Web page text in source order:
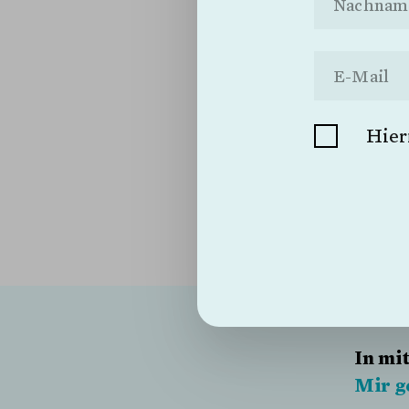
In
Mir
Ich kündige
Ich möchte